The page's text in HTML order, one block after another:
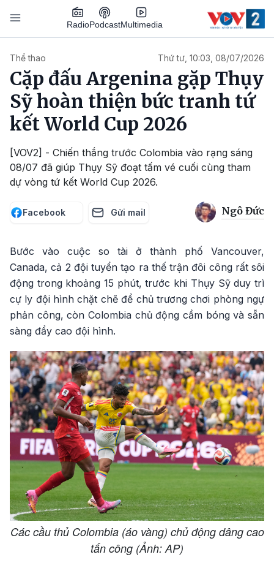
Nhảy đến nội dung
RadioPodcastMultimedia
Thể thao Thứ tư, 10:03, 08/07/2026
Cặp đấu Argenina gặp Thụy
Sỹ hoàn thiện bức tranh tứ
kết World Cup 2026
[VOV2] - Chiến thắng trước Colombia vào rạng sáng
08/07 đã giúp Thụy Sỹ đoạt tấm vé cuối cùng tham
dự vòng tứ kết World Cup 2026.
Facebook Gửi mail Ngô Đức
Bước vào cuộc so tài ở thành phố Vancouver,
Canada, cả 2 đội tuyển tạo ra thế trận đôi công rất sôi
động trong khoảng 15 phút, trước khi Thụy Sỹ duy trì
cự ly đội hình chặt chẽ để chủ trương chơi phòng ngự
phản công, còn Colombia chủ động cầm bóng và sẵn
sàng đẩy cao đội hình.
Các cầu thủ Colombia (áo vàng) chủ động dâng cao
tấn công (Ảnh: AP)